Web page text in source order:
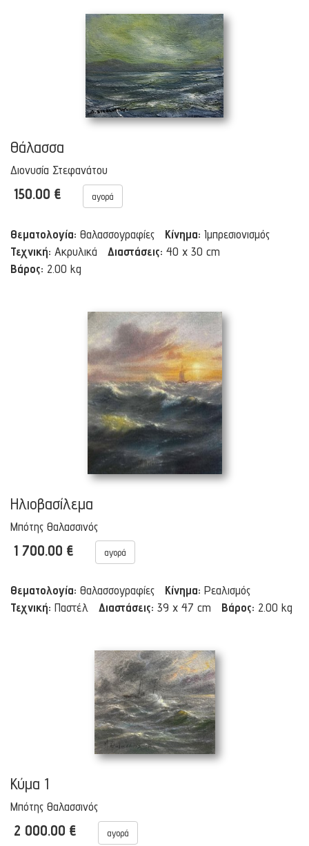
Θάλασσα
Διονυσία Στεφανάτου
150.00 € αγορά
Θεματολογία: Θαλασσογραφίες Κίνημα: Ιμπρεσιονισμός
Τεχνική: Ακρυλικά Διαστάσεις: 40 x 30 cm
Βάρος: 2.00 kg
Ηλιοβασίλεμα
Μπότης Θαλασσινός
1 700.00 € αγορά
Θεματολογία: Θαλασσογραφίες Κίνημα: Ρεαλισμός
Τεχνική: Παστέλ Διαστάσεις: 39 x 47 cm Βάρος: 2.00 kg
Κύμα 1
Μπότης Θαλασσινός
2 000.00 € αγορά